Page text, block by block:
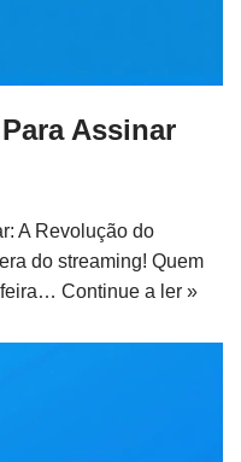
Assinar
A Revolução do
do streaming! Quem
feira… Continue a ler »